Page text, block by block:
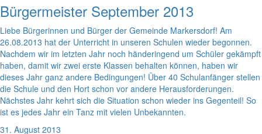
Bürgermeister September 2013
Liebe Bürgerinnen und Bürger der Gemeinde Markersdorf! Am
26.08.2013 hat der Unterricht in unseren Schulen wieder begonnen.
Nachdem wir im letzten Jahr noch händeringend um Schüler gekämpft
haben, damit wir zwei erste Klassen behalten können, haben wir
dieses Jahr ganz andere Bedingungen! Über 40 Schulanfänger stellen
die Schule und den Hort schon vor andere Herausforderungen.
Nächstes Jahr kehrt sich die Situation schon wieder ins Gegenteil! So
ist es jedes Jahr ein Tanz mit vielen Unbekannten.
31. August 2013